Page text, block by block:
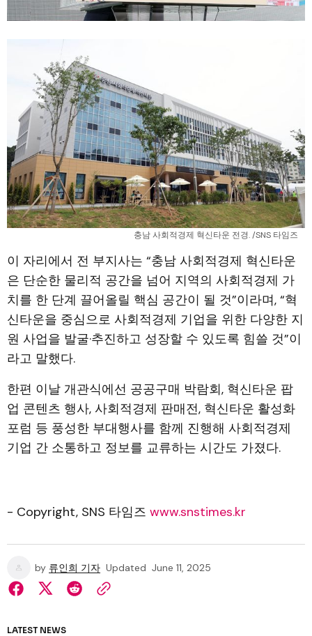
충남 사회적경제 혁신타운 전경. /SNS 타임즈
이 자리에서 전 부지사는 “충남 사회적경제 혁신타운
은 단순한 물리적 공간을 넘어 지역의 사회적경제 가
치를 한 단계 끌어올릴 핵심 공간이 될 것”이라며, “혁
신타운을 중심으로 사회적경제 기업을 위한 다양한 지
원 사업을 발굴·추진하고 성장할 수 있도록 힘쓸 것”이
라고 말했다.
한편 이날 개관식에선 공공구매 박람회, 혁신타운 팝
업 콘텐츠 행사, 사회적경제 판매전, 혁신타운 활성화
포럼 등 풍성한 부대행사를 함께 진행해 사회적경제
기업 간 소통하고 정보를 교류하는 시간도 가졌다.
- Copyright, SNS 타임즈 www.snstimes.kr
by 류인희 기자 Updated June 11, 2025
LATEST NEWS